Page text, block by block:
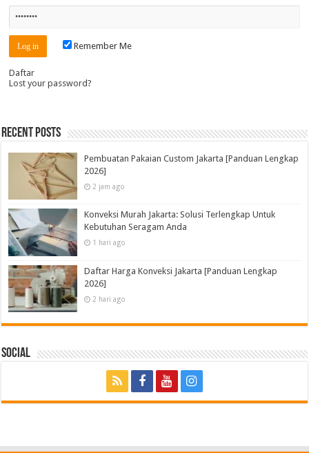
Remember Me
Daftar
Lost your password?
Recent Posts
Pembuatan Pakaian Custom Jakarta [Panduan Lengkap
2026]
2 jam ago
Konveksi Murah Jakarta: Solusi Terlengkap Untuk
Kebutuhan Seragam Anda
1 hari ago
Daftar Harga Konveksi Jakarta [Panduan Lengkap
2026]
2 hari ago
Social